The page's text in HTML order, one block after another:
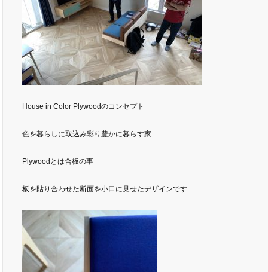
House in Color Plywoodのコンセプト
色を暮らしに取込み彩り豊かに暮らす家
Plywoodとは合板の事
板を貼り合わせた断面を小口に見せたデザインです